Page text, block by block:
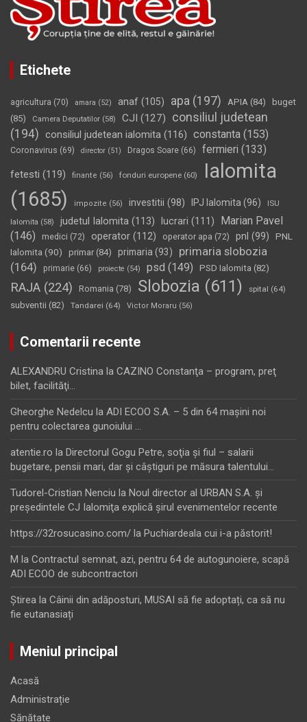
Etichete
agricultura (70) amara (52) anaf (105) apa (197) APIA (84)
buget
(85)
Camera Deputatilor (58) CJI (127)
consiliul judetean
(194) consiliul judetean ialomita (116) constanta (153)
Coronavirus (69) director (51) Dragos Soare (66) fermieri (133)
fetesti (119) finante (56) fonduri europene (60)
Ialomita
(1685)
impozite (56) investitii (98) IPJ Ialomita (96) ISU
Ialomita (58) judetul Ialomita (113) lucrari (111)
Marian Pavel
(146)
medici (72) operator (112) operator apa (72) pnl (99)
PNL
Ialomita (90) primar(84) primaria (93)
primaria slobozia
(164)
primarie (66) proiecte (54) psd (149) PSD Ialomita (82)
RAJA (224) Romania (78) Slobozia (611) spital (64)
subventii (82) Tandarei (64) Victor Moraru (56)
Comentarii recente
ALEXANDRU Cristina la CAZINO Constanţa – program, preţ
bilet, facilităţi…
Gheorghe Nedelcu la ADI ECOO S.A. – 5 din 64 maşini noi
pentru colectarea gunoiului …
atentie.ro la Directorul Gogu Petre, soţia şi fiul – salarii
bugetare, pensii mari, dar şi câştiguri pe măsura talentului…
Tudorel-Cristian Nenciu la Noul director al URBAN S.A. şi
preşedintele CJ Ialomiţa explică şirul evenimentelor recente
https://32rosucasino.com/ la Puchiardeala cui i-a păstorit!
M la Contractul semnat, azi, pentru 64 de autogunoiere, scapă
ADI ECOO de subcontractori
Ştirea la Câinii din adăposturi, MUSAI să fie adoptați, ca să nu
fie eutanasiați
Meniul principal
Acasă
Administrație
Sănătate